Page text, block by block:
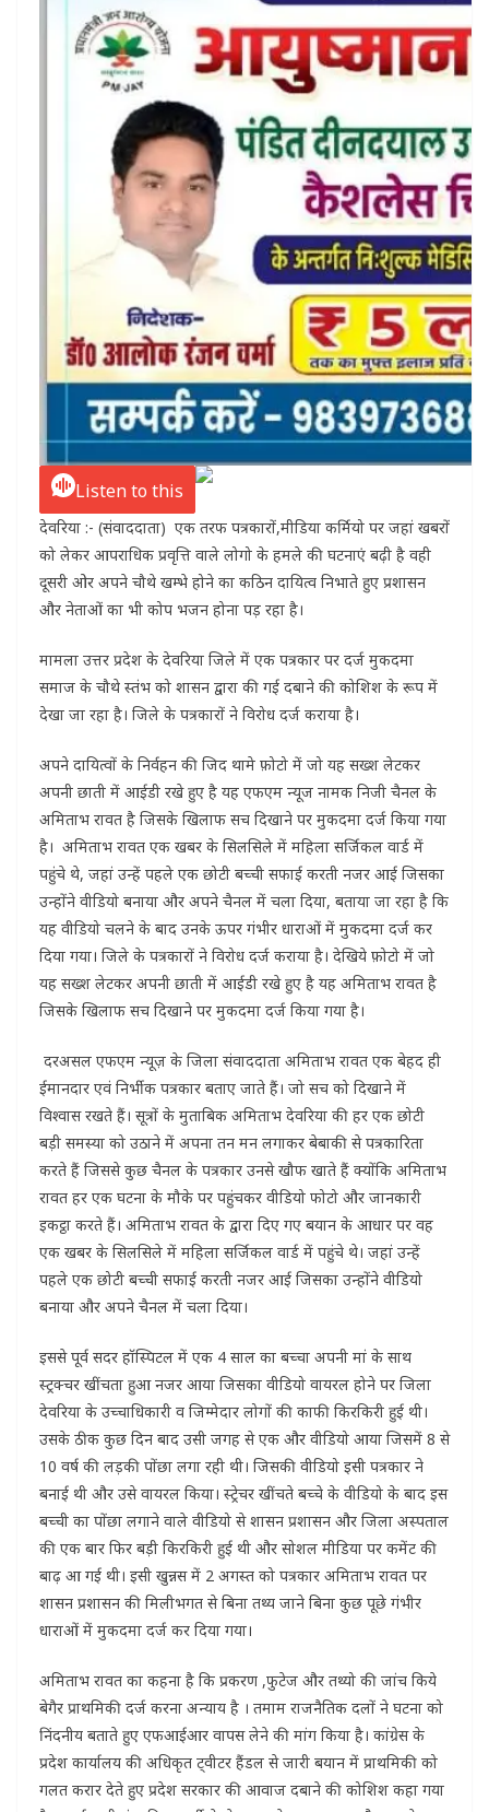
Listen to this
देवरिया :- (संवाददाता) एक तरफ पत्रकारों,मीडिया कर्मियो पर जहां खबरों
को लेकर आपराधिक प्रवृत्ति वाले लोगो के हमले की घटनाएं बढ़ी है वही
दूसरी ओर अपने चौथे खम्भे होने का कठिन दायित्व निभाते हुए प्रशासन
और नेताओं का भी कोप भजन होना पड़ रहा है।
मामला उत्तर प्रदेश के देवरिया जिले में एक पत्रकार पर दर्ज मुकदमा
समाज के चौथे स्तंभ को शासन द्वारा की गई दबाने की कोशिश के रूप में
देखा जा रहा है। जिले के पत्रकारों ने विरोध दर्ज कराया है।
अपने दायित्वों के निर्वहन की जिद थामे फ़ोटो में जो यह सख्श लेटकर
अपनी छाती में आईडी रखे हुए है यह एफएम न्यूज नामक निजी चैनल के
अमिताभ रावत है जिसके खिलाफ सच दिखाने पर मुकदमा दर्ज किया गया
है। अमिताभ रावत एक खबर के सिलसिले में महिला सर्जिकल वार्ड में
पहुंचे थे, जहां उन्हें पहले एक छोटी बच्ची सफाई करती नजर आई जिसका
उन्होंने वीडियो बनाया और अपने चैनल में चला दिया, बताया जा रहा है कि
यह वीडियो चलने के बाद उनके ऊपर गंभीर धाराओं में मुकदमा दर्ज कर
दिया गया। जिले के पत्रकारों ने विरोध दर्ज कराया है। देखिये फ़ोटो में जो
यह सख्श लेटकर अपनी छाती में आईडी रखे हुए है यह अमिताभ रावत है
जिसके खिलाफ सच दिखाने पर मुकदमा दर्ज किया गया है।
दरअसल एफएम न्यूज़ के जिला संवाददाता अमिताभ रावत एक बेहद ही
ईमानदार एवं निर्भीक पत्रकार बताए जाते हैं। जो सच को दिखाने में
विश्वास रखते हैं। सूत्रों के मुताबिक अमिताभ देवरिया की हर एक छोटी
बड़ी समस्या को उठाने में अपना तन मन लगाकर बेबाकी से पत्रकारिता
करते हैं जिससे कुछ चैनल के पत्रकार उनसे खौफ खाते हैं क्योंकि अमिताभ
रावत हर एक घटना के मौके पर पहुंचकर वीडियो फोटो और जानकारी
इकट्ठा करते हैं। अमिताभ रावत के द्वारा दिए गए बयान के आधार पर वह
एक खबर के सिलसिले में महिला सर्जिकल वार्ड में पहुंचे थे। जहां उन्हें
पहले एक छोटी बच्ची सफाई करती नजर आई जिसका उन्होंने वीडियो
बनाया और अपने चैनल में चला दिया।
इससे पूर्व सदर हॉस्पिटल में एक 4 साल का बच्चा अपनी मां के साथ
स्ट्रक्चर खींचता हुआ नजर आया जिसका वीडियो वायरल होने पर जिला
देवरिया के उच्चाधिकारी व जिम्मेदार लोगों की काफी किरकिरी हुई थी।
उसके ठीक कुछ दिन बाद उसी जगह से एक और वीडियो आया जिसमें 8 से
10 वर्ष की लड़की पोंछा लगा रही थी। जिसकी वीडियो इसी पत्रकार ने
बनाई थी और उसे वायरल किया। स्ट्रेचर खींचते बच्चे के वीडियो के बाद इस
बच्ची का पोंछा लगाने वाले वीडियो से शासन प्रशासन और जिला अस्पताल
की एक बार फिर बड़ी किरकिरी हुई थी और सोशल मीडिया पर कमेंट की
बाढ़ आ गई थी। इसी खुन्नस में 2 अगस्त को पत्रकार अमिताभ रावत पर
शासन प्रशासन की मिलीभगत से बिना तथ्य जाने बिना कुछ पूछे गंभीर
धाराओं में मुकदमा दर्ज कर दिया गया।
अमिताभ रावत का कहना है कि प्रकरण ,फुटेज और तथ्यो की जांच किये
बेगैर प्राथमिकी दर्ज करना अन्याय है । तमाम राजनैतिक दलों ने घटना को
निंदनीय बताते हुए एफआईआर वापस लेने की मांग किया है। कांग्रेस के
प्रदेश कार्यालय की अधिकृत ट्वीटर हैंडल से जारी बयान में प्राथमिकी को
गलत करार देते हुए प्रदेश सरकार की आवाज दबाने की कोशिश कहा गया